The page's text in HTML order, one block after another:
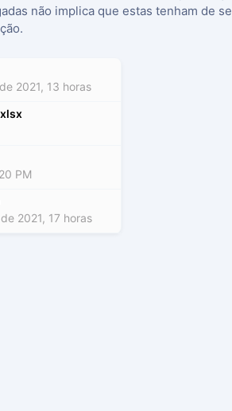
não implica que estas tenham de
2021, 13 horas
PM
2021, 17 horas